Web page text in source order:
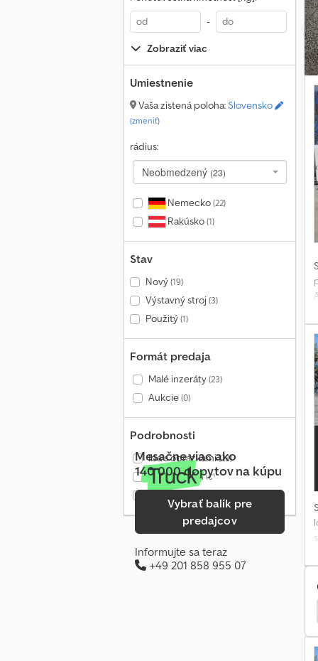
-
Zobraziť viac
Umiestnenie
Vaša zistená poloha:Slovensko
(zmeniť)
rádius:
Neobmedzený (23)
Nemecko(22)
Rakúsko(1)
Stav
Nový(19)
Výstavný stroj(3)
Použitý(1)
Formát predaja
Malé inzeráty(23)
Aukcie(0)
Podrobnosti
Iba s obrázkami(23)
Iba s videom(0)
Mesačne viac ako
140 000 dopytov na kúpu
Vybrať balík pre
predajcov
Informujte sa teraz
+49 201 858 955 07